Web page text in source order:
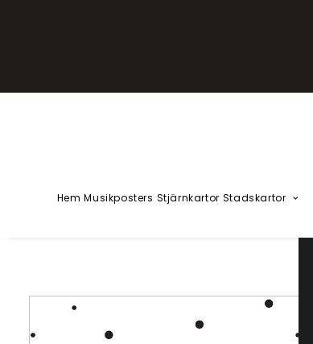
Hem Musikposters Stjärnkartor Stadskartor